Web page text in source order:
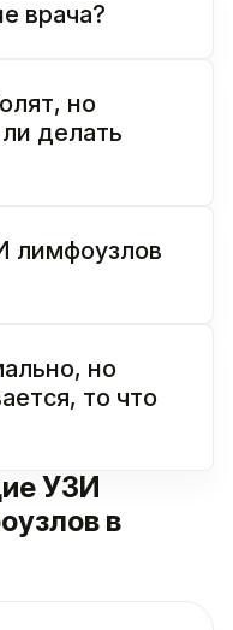
врача?
но
делать
лимфоузлов
но
то что
УЗИ
в